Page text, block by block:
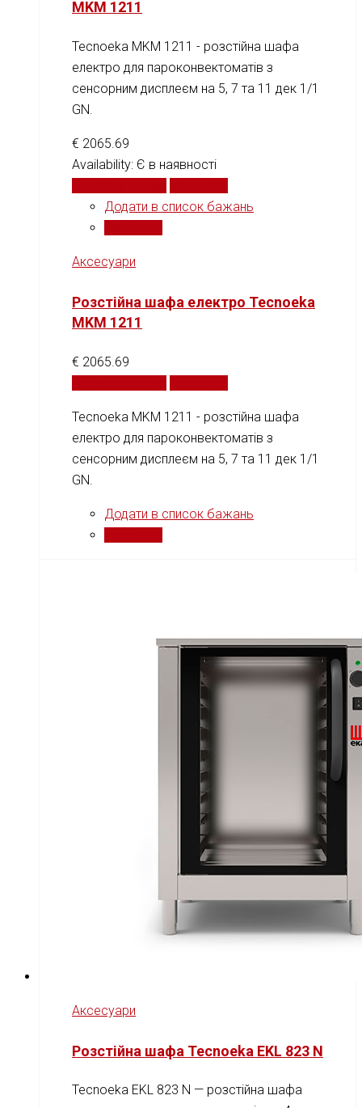
MKM 1211
Tecnoeka MKM 1211 - розстійна шафа
електро для пароконвектоматів з
сенсорним дисплеєм на 5, 7 та 11 дек 1/1
GN.
€ 2065.69
Availability: Є в наявності
Додати в список бажань
Аксесуари
Розстійна шафа електро Tecnoeka
MKM 1211
€ 2065.69
Tecnoeka MKM 1211 - розстійна шафа
електро для пароконвектоматів з
сенсорним дисплеєм на 5, 7 та 11 дек 1/1
GN.
Додати в список бажань
Аксесуари
Розстійна шафа Tecnoeka EKL 823 N
Tecnoeka EKL 823 N — розстійна шафа